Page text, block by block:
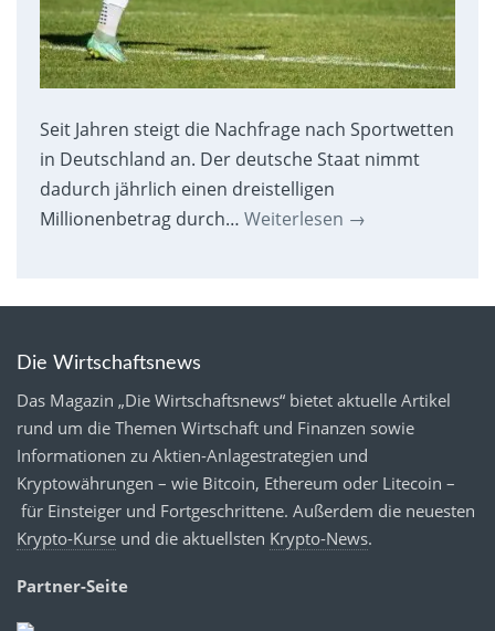
Seit Jahren steigt die Nachfrage nach Sportwetten
in Deutschland an. Der deutsche Staat nimmt
dadurch jährlich einen dreistelligen
Millionenbetrag durch… Weiterlesen →
Die Wirtschaftsnews
Das Magazin „Die Wirtschaftsnews“ bietet aktuelle Artikel
rund um die Themen Wirtschaft und Finanzen sowie
Informationen zu Aktien-Anlagestrategien und
Kryptowährungen – wie Bitcoin, Ethereum oder Litecoin –
für Einsteiger und Fortgeschrittene. Außerdem die neuesten
Krypto-Kurse und die aktuellsten Krypto-News.
Partner-Seite